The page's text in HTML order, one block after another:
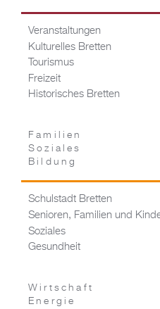
Veranstaltungen
Kulturelles Bretten
Tourismus
Freizeit
Historisches Bretten
Familien
Soziales
Bildung
Schulstadt Bretten
Senioren, Familien und
Soziales
Gesundheit
Wirtschaft
Energie